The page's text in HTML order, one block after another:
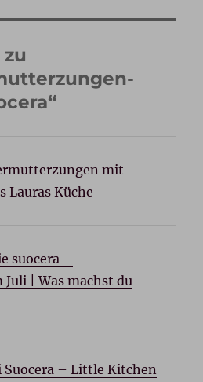
mit
Lauras Küche
suocera –
| Was machst du
Suocera – Little Kitchen